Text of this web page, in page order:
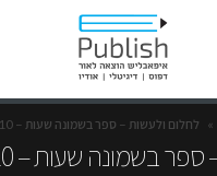
לחלום ולעשות – ספר בשמונה שעות – 110 יוצרות ויוצרים